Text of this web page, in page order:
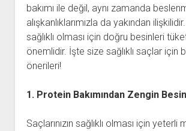
bakımı ile değil, aynı zamanda
alışkanlıklarımızla da yakından
sağlıklı olması için doğru besinleri
önemlidir. İşte size sağlıklı saçlar için
önerileri!
1. Protein Bakımından Zengin
Saçlarınızın sağlıklı olması için yeterli